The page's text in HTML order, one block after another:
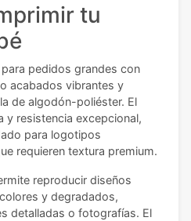
tu
pedidos grandes con
acabados vibrantes y
de algodón-poliéster. El
y resistencia excepcional,
para logotipos
requieren textura premium.
reproducir diseños
y degradados,
detalladas o fotografías. El